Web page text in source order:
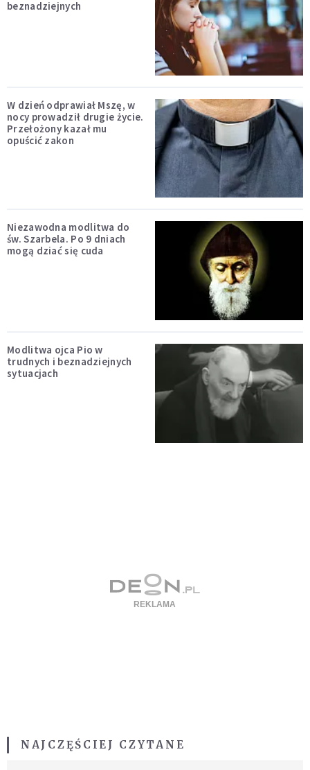
beznadziejnych
W dzień odprawiał Mszę, w
nocy prowadził drugie życie.
Przełożony kazał mu
opuścić zakon
Niezawodna modlitwa do
św. Szarbela. Po 9 dniach
mogą dziać się cuda
Modlitwa ojca Pio w
trudnych i beznadziejnych
sytuacjach
NAJCZĘŚCIEJ CZYTANE